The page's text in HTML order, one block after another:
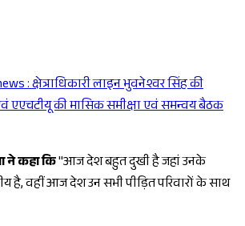
: क्षेत्राधिकारी लाइन भुवनेश्वर सिंह की
एएचटीयू की मासिक समीक्षा एवं समन्वय बैठक
ने कहा कि"आज देश बहुत दुखी है जहां उनके
है, वहीं आज देश उन सभी पीड़ित परिवारों के साथ